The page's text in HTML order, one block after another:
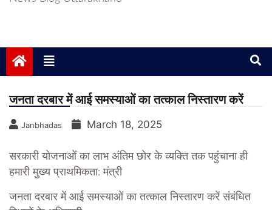
जनता दरबार में आई समस्याओं का तत्काल निस्तारण करें
Janbhadas March 18, 2025
सरकारी योजनाओं का लाभ अंतिम छोर के व्यक्ति तक पहुंचाना ही
हमारी मुख्य प्राथमिकता: मंत्री
जनता दरबार में आई समस्याओं का तत्काल निस्तारण करें संबंधित